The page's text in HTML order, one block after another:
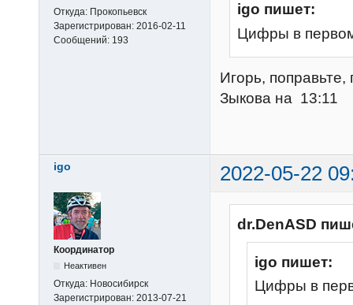
Откуда: Прокопьевск
Зарегистрирован: 2016-02-11
Сообщений: 193
igo пишет:
Цифры в
Игорь,
Зыкова на 13:11
igo 2022-05-22
Координатор
Неактивен
Откуда: Новосибирск
Зарегистрирован: 2013-07-21
dr.DenASD
igo пишет:
Цифры в